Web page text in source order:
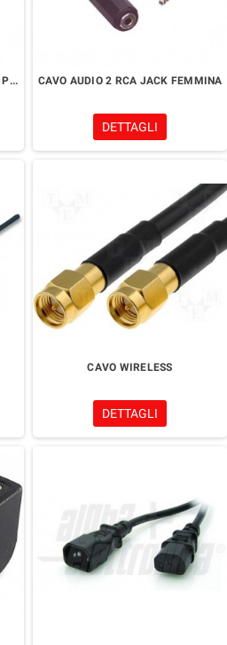
CAVO USB FOTOCAMERA FUJI 4 PIN CAVO AUDIO 2 RCA JACK FEMMINA
DETTAGLI
CAVO WIRELESS
DETTAGLI